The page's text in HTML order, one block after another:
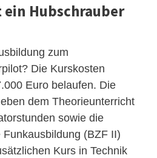
Hubschrauber
zum
Die Kurskosten
Euro belaufen. Die
dem Theorieunterricht
sowie die
(BZF II)
Kurs in Technik